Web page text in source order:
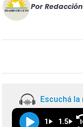
Por
Escuchá
1 1.5